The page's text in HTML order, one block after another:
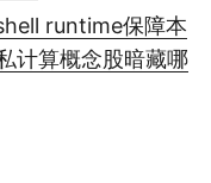
runtime保障本
计算概念股暗藏哪